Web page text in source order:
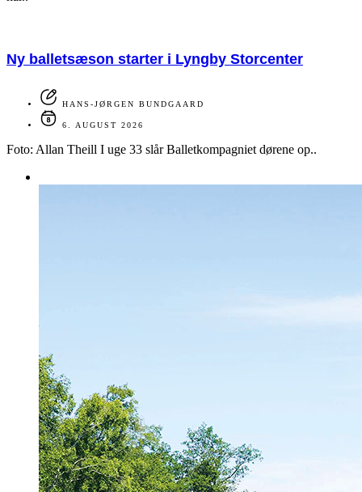
Ny balletsæson starter i Lyngby Storcenter
HANS-JØRGEN BUNDGAARD
6. AUGUST 2026
Foto: Allan Theill I uge 33 slår Balletkompagniet dørene op..